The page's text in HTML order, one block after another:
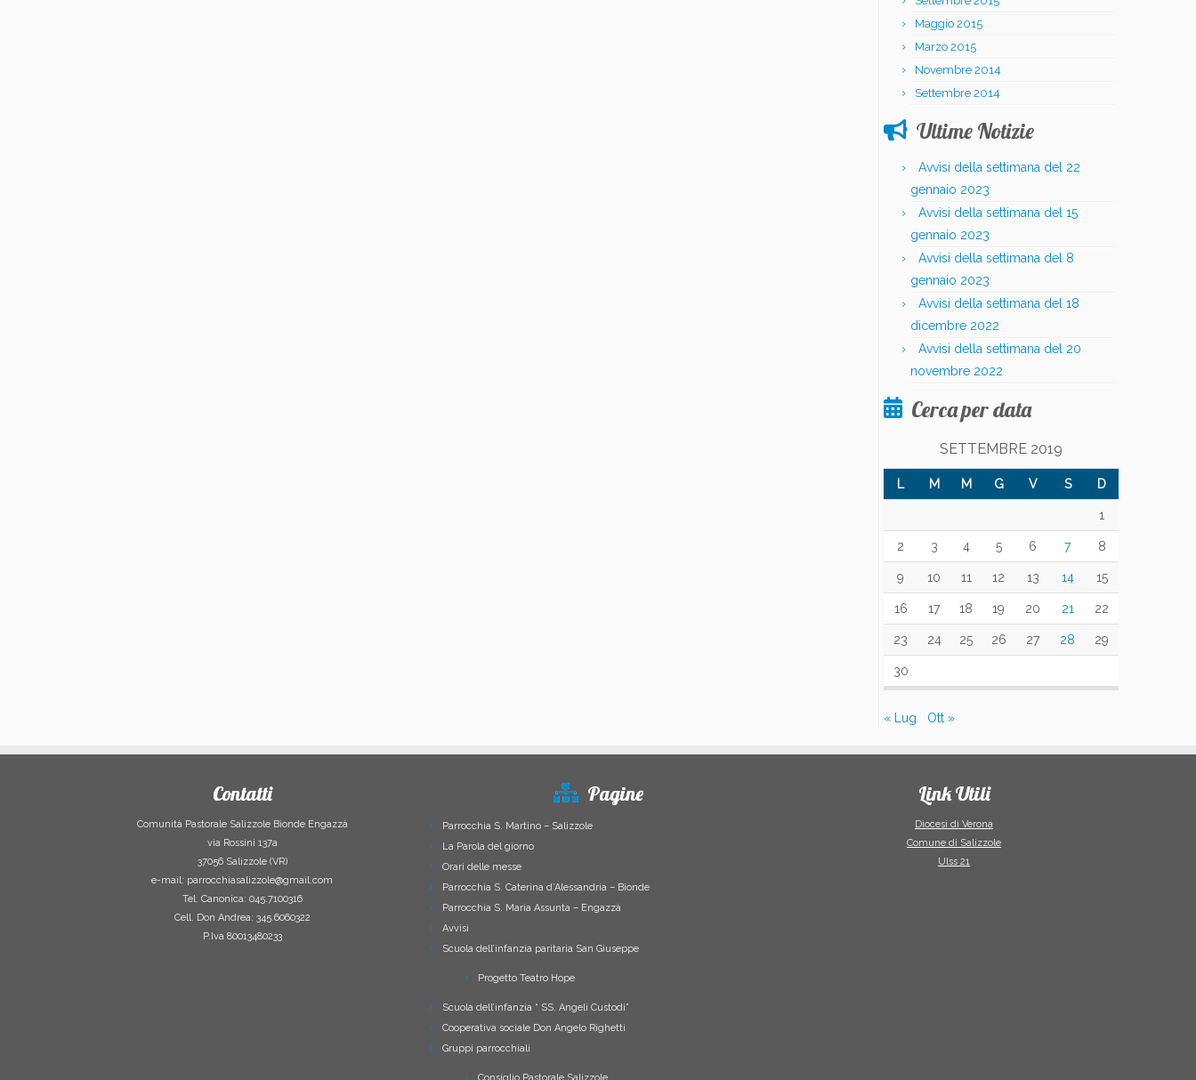
Maggio 2015
Marzo 2015
Novembre 2014
Settembre 2014
Ultime Notizie
Avvisi della settimana del 22
gennaio 2023
Avvisi della settimana del 15
gennaio 2023
Avvisi della settimana del 8
gennaio 2023
Avvisi della settimana del 18
dicembre 2022
Avvisi della settimana del 20
novembre 2022
Cerca per data
SETTEMBRE 2019
L M M G V S D
1
2 3 4 5 6 7 8
9 10 11 12 13 14 15
16 17 18 19 20 21 22
23 24 25 26 27 28 29
30
« Lug Ott »
Contatti
Comunità Pastorale Salizzole Bionde Engazzà
via Rossini 137a
37056 Salizzole (VR)
e-mail: parrocchiasalizzole@gmail.com
Tel. Canonica: 045.7100316
Cell. Don Andrea: 345.6060322
P.Iva 80013480233
Pagine
Parrocchia S. Martino – Salizzole
La Parola del giorno
Orari delle messe
Parrocchia S. Caterina d’Alessandria – Bionde
Parrocchia S. Maria Assunta – Engazzà
Avvisi
Scuola dell’infanzia paritaria San Giuseppe
Progetto Teatro Hope
Scuola dell’infanzia “ SS. Angeli Custodi”
Cooperativa sociale Don Angelo Righetti
Gruppi parrocchiali
Link Utili
Diocesi di Verona
Comune di Salizzole
Ulss 21